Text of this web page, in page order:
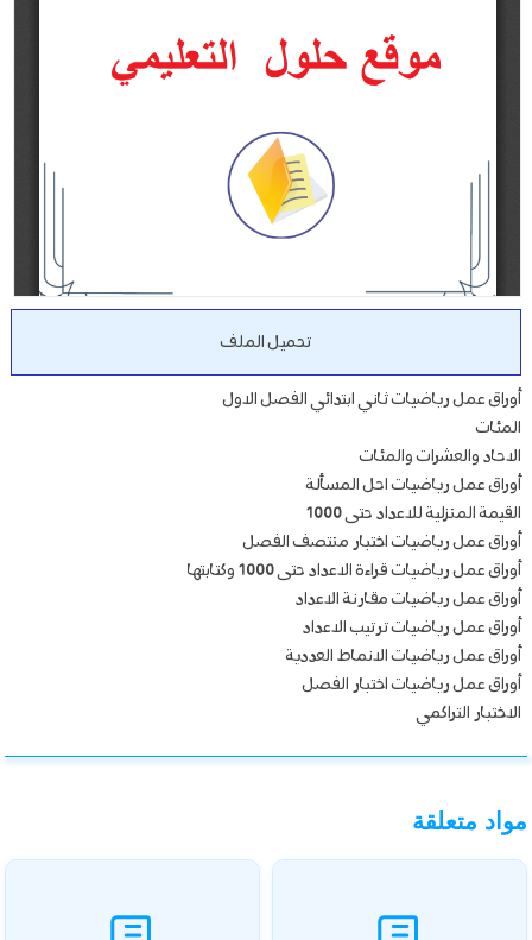
تحميل الملف
أوراق عمل رياضيات ثاني ابتدائي الفصل الاول
المئات
الاحاد والعشرات والمئات
أوراق عمل رياضيات احل المسألة
القيمة المنزلية للاعداد حتى 1000
أوراق عمل رياضيات اختبار منتصف الفصل
أوراق عمل رياضيات قراءة الاعداد حتى 1000 وكتابتها
أوراق عمل رياضيات مقارنة الاعداد
أوراق عمل رياضيات ترتيب الاعداد
أوراق عمل رياضيات الانماط العددية
أوراق عمل رياضيات اختبار الفصل
الاختبار التراكمي
مواد متعلقة